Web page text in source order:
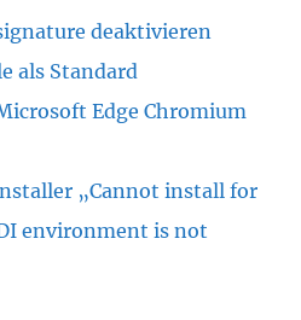
deaktivieren
als Standard
Edge Chromium
„Cannot install for
environment is not